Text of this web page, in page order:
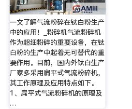
一文了解气流粉碎在钛白粉生产
中的应用！_粉碎机气流粉碎机
作为超细粉碎的重要设备，在钛
白粉的生产中起着无可替代的重
要作用。目前，国内外钛白生产
厂家多采用扁平式气流粉碎机，
其工作原理及应用特点如下。
1、扁平式气流粉碎机的原理及
…